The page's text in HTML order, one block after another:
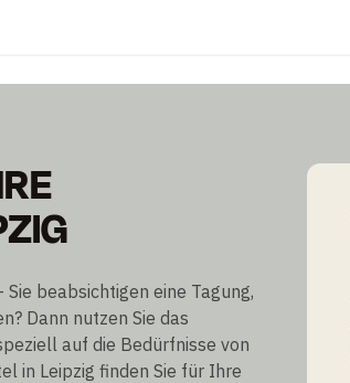
beabsichtigen eine Tagung,
Dann nutzen Sie das
auf die Bedürfnisse von
in Leipzig finden Sie für Ihre